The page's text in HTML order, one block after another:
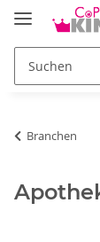
Branchen